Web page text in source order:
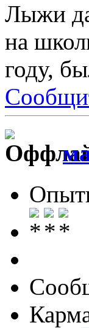
Лыжи
на
году,